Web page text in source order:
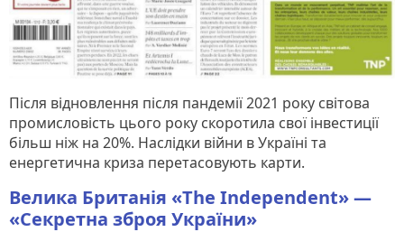
Після відновлення після пандемії 2021 року світова
промисловість цього року скоротила свої інвестиції
більш ніж на 20%. Наслідки війни в Україні та
енергетична криза перетасовують карти.
Велика Британія «The Independent» —
«Секретна зброя України»